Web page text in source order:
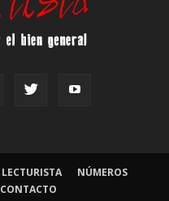
LECTURISTA
NÚMEROS
CONTACTO